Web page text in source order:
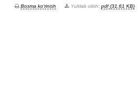
Bosma ko'rinish Yuklab olish: pdf (31.61 KB)